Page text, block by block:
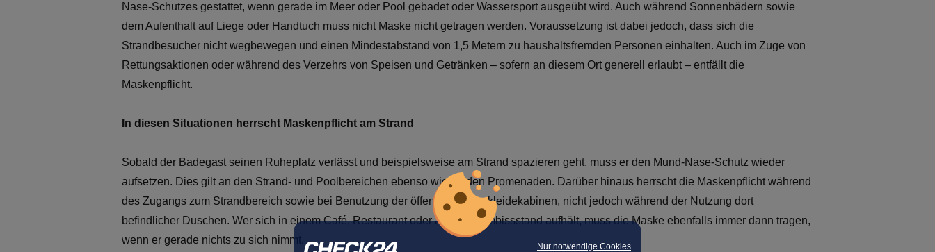
Nur notwendige Cookies
Nase-Schutzes gestattet, wenn gerade im Meer oder Pool gebadet oder Wassersport ausgeübt wird. Auch während Sonnenbädern sowie
dem Aufenthalt auf Liege oder Handtuch muss nicht Maske nicht getragen werden. Voraussetzung ist dabei jedoch, dass sich die
Strandbesucher nicht wegbewegen und einen Mindestabstand von 1,5 Metern zu haushaltsfremden Personen einhalten. Auch im Zuge von
Rettungsaktionen oder während des Verzehrs von Speisen und Getränken – sofern an diesem Ort generell erlaubt – entfällt die
Maskenpflicht.
In diesen Situationen herrscht Maskenpflicht am Strand
Sobald der Badegast seinen Ruheplatz verlässt und beispielsweise am Strand spazieren geht, muss er den Mund-Nase-Schutz wieder
aufsetzen. Dies gilt an den Strand- und Poolbereichen ebenso wie an den Promenaden. Darüber hinaus herrscht die Maskenpflicht während
des Zugangs zum Strandbereich sowie bei Benutzung der öffentlichen Umkleidekabinen, nicht jedoch während der Nutzung dort
befindlicher Duschen. Wer sich in einem Café, Restaurant oder an einem Imbissstand aufhält, muss die Maske ebenfalls immer dann tragen,
wenn er gerade nichts zu sich nimmt.